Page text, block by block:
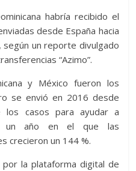
e
n
g
er
p
e
gr
a
m
a
g
habría recibido el
desde España hacia
según un reporte divulgado
“Azimo”.
y México fueron los
se envió en 2016 desde
los casos para ayudar a
un año en el que las
crecieron un 144 %.
por la plataforma digital de